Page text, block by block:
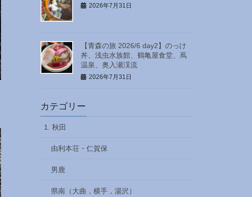
2026年7月31日
【青森の旅 2026/6 day2】のっけ
丼、浅虫水族館、鶴亀屋食堂、蔦
温泉、奥入瀬渓流
2026年7月31日
カテゴリー
1. 秋田
由利本荘・仁賀保
男鹿
県南（大曲，横手，湯沢）